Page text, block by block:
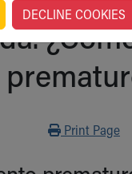
Print
Print Page
DECLINE COOKIES